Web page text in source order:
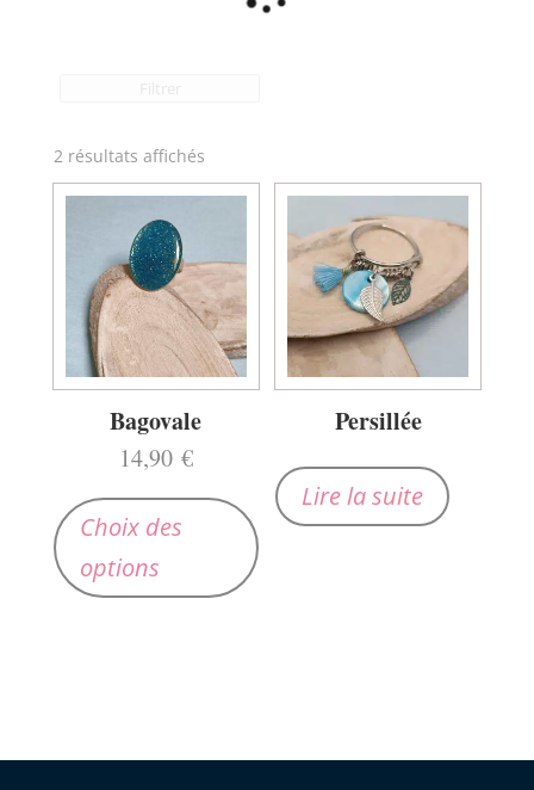
2 résultats affichés
Bagovale
14,90 €
Choix des
options
Ce
produit
a
choisies
Persillée
Lire la suite